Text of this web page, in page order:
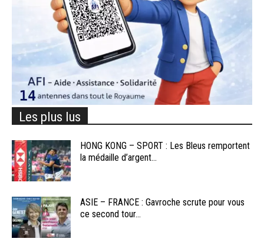
Les plus lus
HONG KONG – SPORT : Les Bleus remportent
la médaille d’argent...
ASIE – FRANCE : Gavroche scrute pour vous
ce second tour...